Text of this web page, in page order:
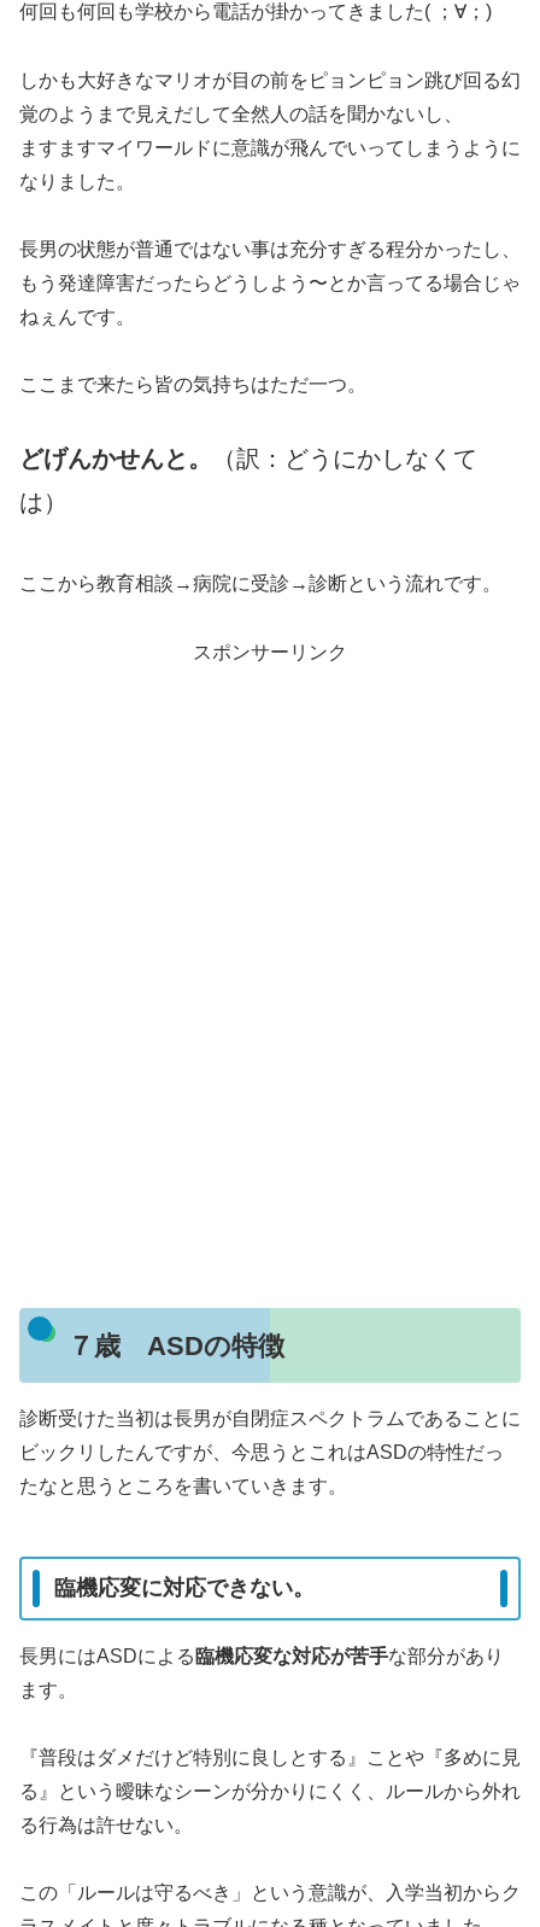
何回も何回も学校から電話が掛かってきました( ；∀；)
しかも大好きなマリオが目の前をピョンピョン跳び回る幻
覚のようまで見えだして全然人の話を聞かないし、
ますますマイワールドに意識が飛んでいってしまうように
なりました。
長男の状態が普通ではない事は充分すぎる程分かったし、
もう発達障害だったらどうしよう〜とか言ってる場合じゃ
ねぇんです。
ここまで来たら皆の気持ちはただ一つ。
どげんかせんと。
（訳：どうにかしなくて
は）
ここから教育相談→病院に受診→診断という流れです。
スポンサーリンク
７歳 ASDの特徴
診断受けた当初は長男が自閉症スペクトラムであることに
ビックリしたんですが、今思うとこれはASDの特性だっ
たなと思うところを書いていきます。
臨機応変に対応できない。
長男にはASDによる 臨機応変な対応が苦手な部分があり
ます。
『普段はダメだけど特別に良しとする』ことや『多めに見
る』という曖昧なシーンが分かりにくく、ルールから外れ
る行為は許せない。
この「ルールは守るべき」という意識が、入学当初からク